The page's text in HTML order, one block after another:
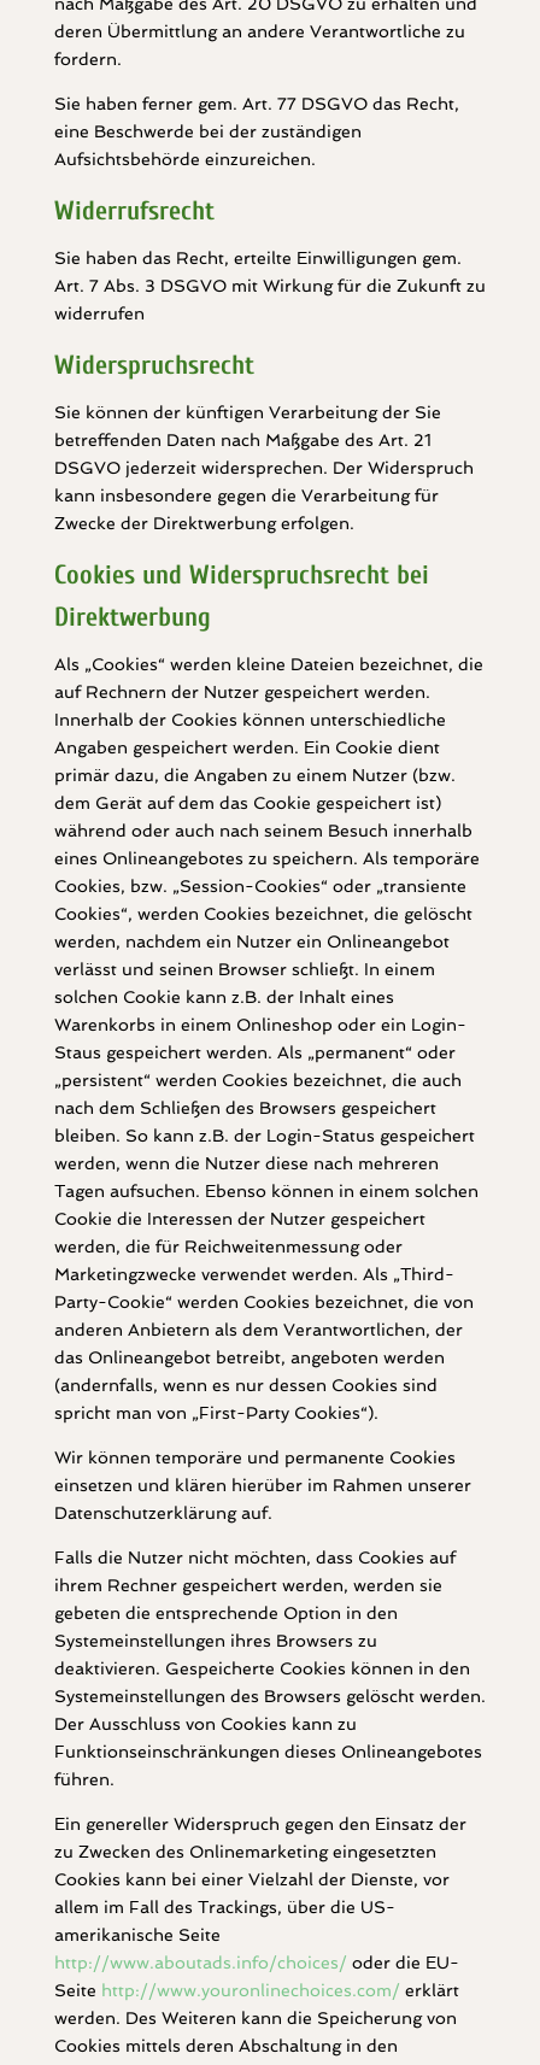
deren Übermittlung an andere Verantwortliche zu
fordern.
Sie haben ferner gem. Art. 77 DSGVO das Recht,
eine Beschwerde bei der zuständigen
Aufsichtsbehörde einzureichen.
Widerrufsrecht
Sie haben das Recht, erteilte Einwilligungen gem.
Art. 7 Abs. 3 DSGVO mit Wirkung für die Zukunft zu
widerrufen
Widerspruchsrecht
Sie können der künftigen Verarbeitung der Sie
betreffenden Daten nach Maßgabe des Art. 21
DSGVO jederzeit widersprechen. Der Widerspruch
kann insbesondere gegen die Verarbeitung für
Zwecke der Direktwerbung erfolgen.
Cookies und Widerspruchsrecht bei
Direktwerbung
Als „Cookies“ werden kleine Dateien bezeichnet, die
auf Rechnern der Nutzer gespeichert werden.
Innerhalb der Cookies können unterschiedliche
Angaben gespeichert werden. Ein Cookie dient
primär dazu, die Angaben zu einem Nutzer (bzw.
dem Gerät auf dem das Cookie gespeichert ist)
während oder auch nach seinem Besuch innerhalb
eines Onlineangebotes zu speichern. Als temporäre
Cookies, bzw. „Session-Cookies“ oder „transiente
Cookies“, werden Cookies bezeichnet, die gelöscht
werden, nachdem ein Nutzer ein Onlineangebot
verlässt und seinen Browser schließt. In einem
solchen Cookie kann z.B. der Inhalt eines
Warenkorbs in einem Onlineshop oder ein Login-
Staus gespeichert werden. Als „permanent“ oder
„persistent“ werden Cookies bezeichnet, die auch
nach dem Schließen des Browsers gespeichert
bleiben. So kann z.B. der Login-Status gespeichert
werden, wenn die Nutzer diese nach mehreren
Tagen aufsuchen. Ebenso können in einem solchen
Cookie die Interessen der Nutzer gespeichert
werden, die für Reichweitenmessung oder
Marketingzwecke verwendet werden. Als „Third-
Party-Cookie“ werden Cookies bezeichnet, die von
anderen Anbietern als dem Verantwortlichen, der
das Onlineangebot betreibt, angeboten werden
(andernfalls, wenn es nur dessen Cookies sind
spricht man von „First-Party Cookies“).
Wir können temporäre und permanente Cookies
einsetzen und klären hierüber im Rahmen unserer
Datenschutzerklärung auf.
Falls die Nutzer nicht möchten, dass Cookies auf
ihrem Rechner gespeichert werden, werden sie
gebeten die entsprechende Option in den
Systemeinstellungen ihres Browsers zu
deaktivieren. Gespeicherte Cookies können in den
Systemeinstellungen des Browsers gelöscht werden.
Der Ausschluss von Cookies kann zu
Funktionseinschränkungen dieses Onlineangebotes
führen.
Ein genereller Widerspruch gegen den Einsatz der
zu Zwecken des Onlinemarketing eingesetzten
Cookies kann bei einer Vielzahl der Dienste, vor
allem im Fall des Trackings, über die US-
amerikanische Seite
http://www.aboutads.info/choices/ oder die EU-
Seite http://www.youronlinechoices.com/ erklärt
werden. Des Weiteren kann die Speicherung von
Cookies mittels deren Abschaltung in den